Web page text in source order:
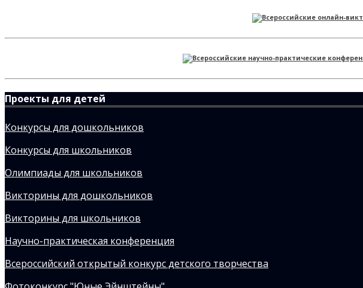
Проекты для детей
Конкурсы для дошкольников
Конкурсы для школьников
Олимпиады для школьников
Викторины для дошкольников
Викторины для школьников
Научно-практическая конференция
Всероссийский открытый конкурс детского творчества